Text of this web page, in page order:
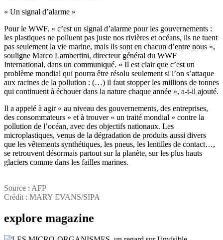
« Un signal d’alarme »
Pour le WWF, « c’est un signal d’alarme pour les gouvernements :
les plastiques ne polluent pas juste nos rivières et océans, ils ne tuent
pas seulement la vie marine, mais ils sont en chacun d’entre nous »,
souligne Marco Lambertini, directeur général du WWF
International, dans un communiqué. « Il est clair que c’est un
problème mondial qui pourra être résolu seulement si l’on s’attaque
aux racines de la pollution : (…) il faut stopper les millions de tonnes
qui continuent à échouer dans la nature chaque année », a-t-il ajouté.
Il a appelé à agir « au niveau des gouvernements, des entreprises,
des consommateurs » et à trouver « un traité mondial » contre la
pollution de l’océan, avec des objectifs nationaux. Les
microplastiques, venus de la dégradation de produits aussi divers
que les vêtements synthétiques, les pneus, les lentilles de contact…,
se retrouvent désormais partout sur la planète, sur les plus hauts
glaciers comme dans les failles marines.
Source : AFP
Crédit : MARY EVANS/SIPA
explore magazine